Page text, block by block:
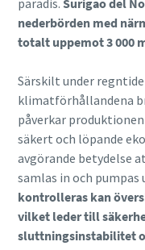
paradis. Surigao del
nederbörden med
totalt uppemot 3 000
Särskilt under
klimatförhållandena
påverkar
säkert och löpande
avgörande betydelse
samlas in och
kontrolleras kan
vilket leder till
sluttningsinstabilitet